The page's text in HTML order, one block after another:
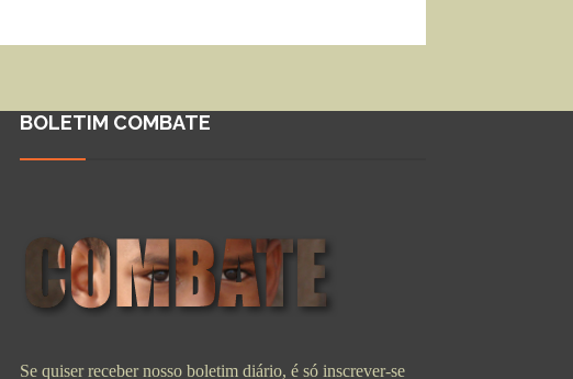
BOLETIM COMBATE
Se quiser receber nosso boletim diário, é só inscrever-se